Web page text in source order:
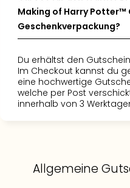
Making of Harry Potter™
Geschenkverpackung?
Du erhältst den
Im Checkout kannst du
eine hochwertige
welche per Post
innerhalb von 3
Allgemeine